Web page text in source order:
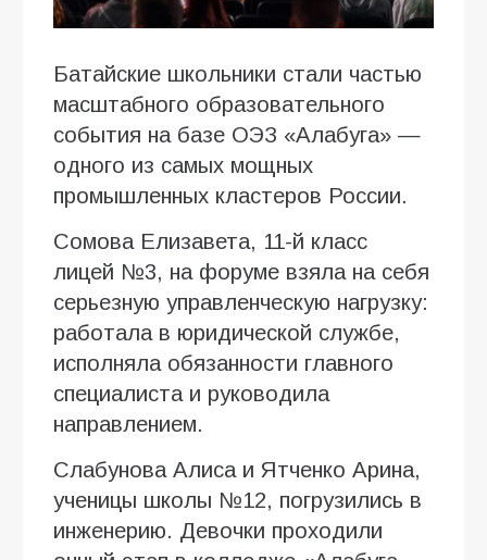
Батайские школьники стали частью
масштабного образовательного
события на базе ОЭЗ «Алабуга» —
одного из самых мощных
промышленных кластеров России.
Сомова Елизавета, 11-й класс
лицей №3, на форуме взяла на себя
серьезную управленческую нагрузку:
работала в юридической службе,
исполняла обязанности главного
специалиста и руководила
направлением.
Слабунова Алиса и Ятченко Арина,
ученицы школы №12, погрузились в
инженерию. Девочки проходили